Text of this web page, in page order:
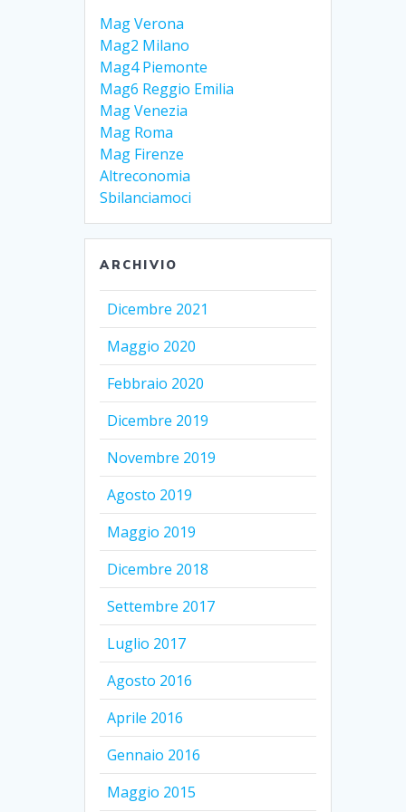
Mag Verona
Mag2 Milano
Mag4 Piemonte
Mag6 Reggio Emilia
Mag Venezia
Mag Roma
Mag Firenze
Altreconomia
Sbilanciamoci
ARCHIVIO
Dicembre 2021
Maggio 2020
Febbraio 2020
Dicembre 2019
Novembre 2019
Agosto 2019
Maggio 2019
Dicembre 2018
Settembre 2017
Luglio 2017
Agosto 2016
Aprile 2016
Gennaio 2016
Maggio 2015